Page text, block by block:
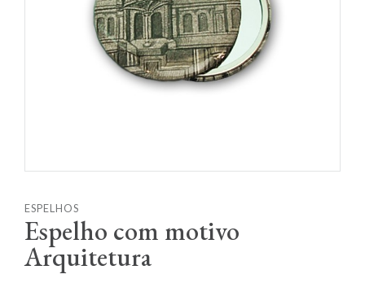
ESPELHOS
Espelho com motivo
Arquitetura